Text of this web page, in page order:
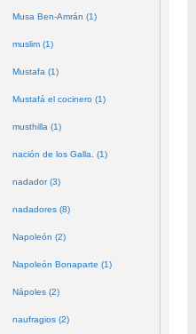
Musa Ben-Amrán (1)
muslim (1)
Mustafa (1)
Mustafá el cocinero (1)
musthilla (1)
nación de los Galla. (1)
nadador (3)
nadadores (8)
Napoleón (2)
Napoleón Bonaparte (1)
Nápoles (2)
naufragios (2)